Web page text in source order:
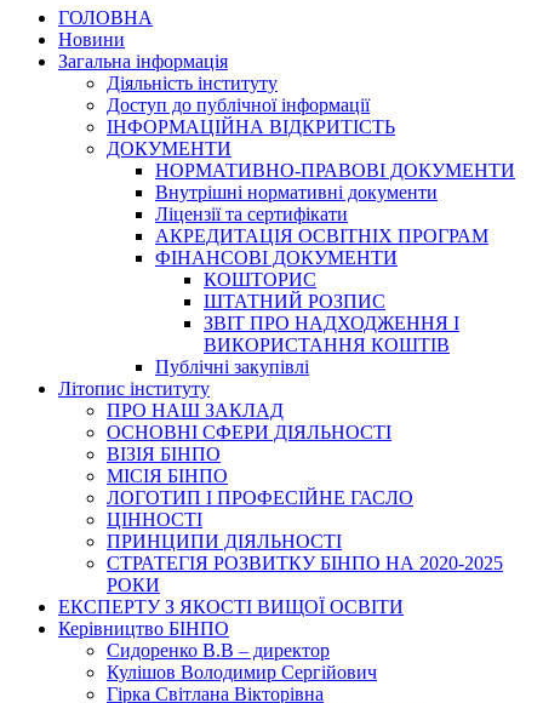
ГОЛОВНА
Новини
Загальна інформація
Діяльність інституту
Доступ до публічної інформації
ІНФОРМАЦІЙНА ВІДКРИТІСТЬ
ДОКУМЕНТИ
НОРМАТИВНО-ПРАВОВІ ДОКУМЕНТИ
Внутрішні нормативні документи
Ліцензії та сертифікати
АКРЕДИТАЦІЯ ОСВІТНІХ ПРОГРАМ
ФІНАНСОВІ ДОКУМЕНТИ
КОШТОРИС
ШТАТНИЙ РОЗПИС
ЗВІТ ПРО НАДХОДЖЕННЯ І
ВИКОРИСТАННЯ КОШТІВ
Публічні закупівлі
Літопис інституту
ПРО НАШ ЗАКЛАД
ОСНОВНІ СФЕРИ ДІЯЛЬНОСТІ
ВІЗІЯ БІНПО
МІСІЯ БІНПО
ЛОГОТИП І ПРОФЕСІЙНЕ ГАСЛО
ЦІННОСТІ
ПРИНЦИПИ ДІЯЛЬНОСТІ
СТРАТЕГІЯ РОЗВИТКУ БІНПО НА 2020-2025
РОКИ
ЕКСПЕРТУ З ЯКОСТІ ВИЩОЇ ОСВІТИ
Керівництво БІНПО
Сидоренко В.В – директор
Кулішов Володимир Сергійович
Гірка Світлана Вікторівна